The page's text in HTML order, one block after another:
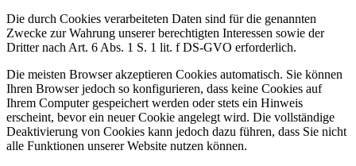
Die durch Cookies verarbeiteten Daten sind für die genannten
Zwecke zur Wahrung unserer berechtigten Interessen sowie der
Dritter nach Art. 6 Abs. 1 S. 1 lit. f DS-GVO erforderlich.
Die meisten Browser akzeptieren Cookies automatisch. Sie können
Ihren Browser jedoch so konfigurieren, dass keine Cookies auf
Ihrem Computer gespeichert werden oder stets ein Hinweis
erscheint, bevor ein neuer Cookie angelegt wird. Die vollständige
Deaktivierung von Cookies kann jedoch dazu führen, dass Sie nicht
alle Funktionen unserer Website nutzen können.